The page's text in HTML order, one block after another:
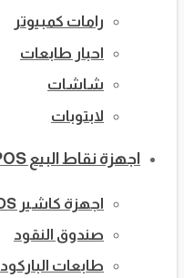
رامات كمبيوتر
احبار طابعات
شاشات
لابتوبات
اجهزة نقاط البيع POS
اجهزة كاشير POS
صندوق النقود
طابعات الباركود